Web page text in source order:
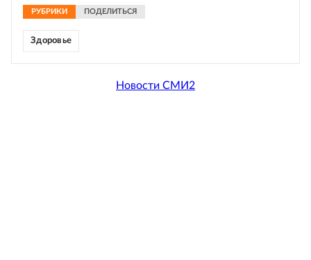
РУБРИКИ ПОДЕЛИТЬСЯ
Здоровье
Новости СМИ2